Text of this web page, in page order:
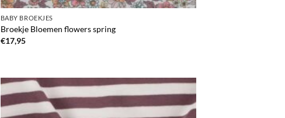
BABY BROEKJES
Broekje Bloemen flowers spring
€17,95